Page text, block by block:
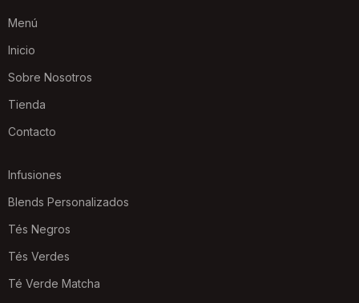
Menú
Inicio
Sobre Nosotros
Tienda
Contacto
Infusiones
Blends Personalizados
Tés Negros
Tés Verdes
Té Verde Matcha